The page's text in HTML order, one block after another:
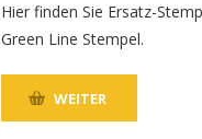
Hier finden Sie Ersatz-
Green Line Stempel.
WEITER